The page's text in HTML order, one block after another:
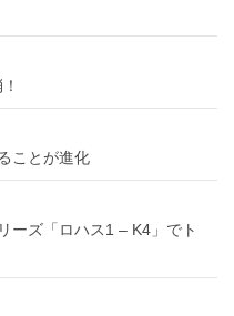
ことが進化
ーズ「ロハス1 – K4」でト